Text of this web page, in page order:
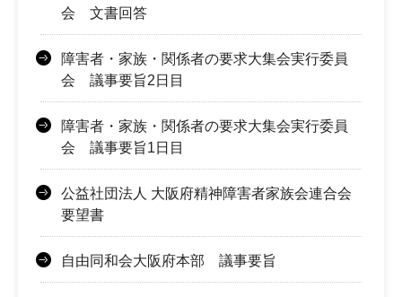
会 文書回答
障害者・家族・関係者の要求大集会実行委員
会 議事要旨2日目
障害者・家族・関係者の要求大集会実行委員
会 議事要旨1日目
公益社団法人 大阪府精神障害者家族会連合会
要望書
自由同和会大阪府本部 議事要旨